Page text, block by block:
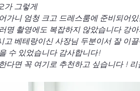
가 그렇게
가니 엄청 크고 드레스룸에 준비되어
명 촬영에도 복잡하지 않았습니다 강
고 베테랑이신 사장님 두분이서 잘 이
수 있었습니다 감사합니다!
다면 꼭 여기로 추천하고 싶습니다 !